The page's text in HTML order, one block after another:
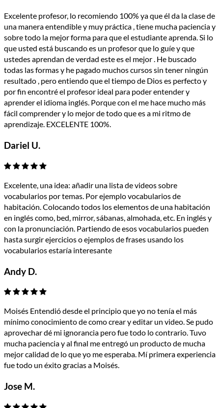
Excelente profesor, lo recomiendo 100% ya que él da la clase de
una manera entendible y muy práctica , tiene mucha paciencia y
sobre todo la mejor forma para que el estudiante aprenda. Si lo
que usted está buscando es un profesor que lo guíe y que
ustedes aprendan de verdad este es el mejor . He buscado
todas las formas y he pagado muchos cursos sin tener ningún
resultado , pero entiendo que el tiempo de Dios es perfecto y
por fin encontré el profesor ideal para poder entender y
aprender el idioma inglés. Porque con el me hace mucho más
fácil comprender y lo mejor de todo que es a mi ritmo de
aprendizaje. EXCELENTE 100%.
Dariel U.
Excelente, una idea: añadir una lista de videos sobre
vocabularios por temas. Por ejemplo vocabularios de
habitación. Colocando todos los elementos de una habitación
en inglés como, bed, mirror, sábanas, almohada, etc. En inglés y
con la pronunciación. Partiendo de esos vocabularios pueden
hasta surgir ejercicios o ejemplos de frases usando los
vocabularios estaría interesante
Andy D.
Moisés Entendió desde el principio que yo no tenía el más
mínimo conocimiento de como crear y editar un video. Se pudo
aprovechar dé mi ignorancia pero fue todo lo contrario. Tuvo
mucha paciencia y al final me entregó un producto de mucha
mejor calidad de lo que yo me esperaba. Mí primera experiencia
fue todo un éxito gracias a Moisés.
Jose M.